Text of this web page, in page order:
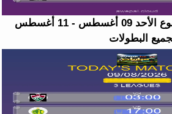
جدول مباريات هذا الأسبوع الأحد 09 أغسطس - 11 أغسطس